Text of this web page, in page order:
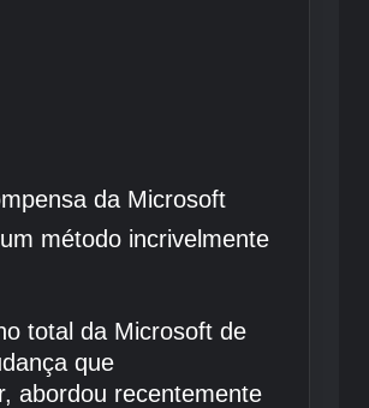
da Microsoft
método incrivelmente
total da Microsoft de
que
abordou recentemente